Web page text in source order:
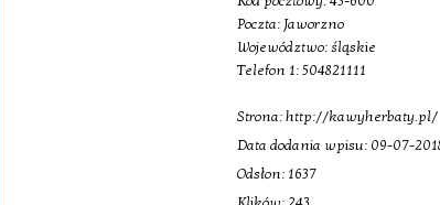
Poczta: Jaworzno
Województwo: śląskie
Telefon 1: 504821111
Strona: http://kawyherbaty.pl/
Data dodania wpisu: 09-07-
Odsłon: 1637